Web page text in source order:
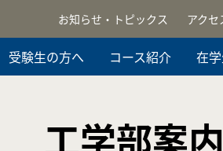
受験生の方へ コース紹介 在
お知らせ・トピックス アクセ
工学部案内